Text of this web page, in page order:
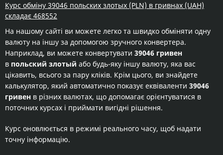
Курс обміну 39046 польских злотых (PLN) в гривнах (UAH)
складає 468552
На нашому сайті ви можете легко та швидко обміняти одну
валюту на іншу за допомогою зручного конвертера.
Наприклад, ви можете конвертувати 39046 гривен
в польский злотый або будь-яку іншу валюту, яка вас
цікавить, всього за пару кліків. Крім цього, ви знайдете
калькулятор, який автоматично показує еквіваленти 39046
гривен в різних валютах, що допомагає орієнтуватися в
поточних курсах і приймати вигідні рішення.
Курс оновлюється в режимі реального часу, щоб надати
точну інформацію.